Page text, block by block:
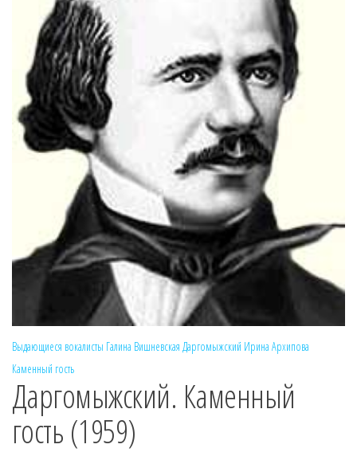
Выдающиеся вокалисты Галина Вишневская Даргомыжский Ирина Архипова
Каменный гость
Даргомыжский. Каменный
гость (1959)